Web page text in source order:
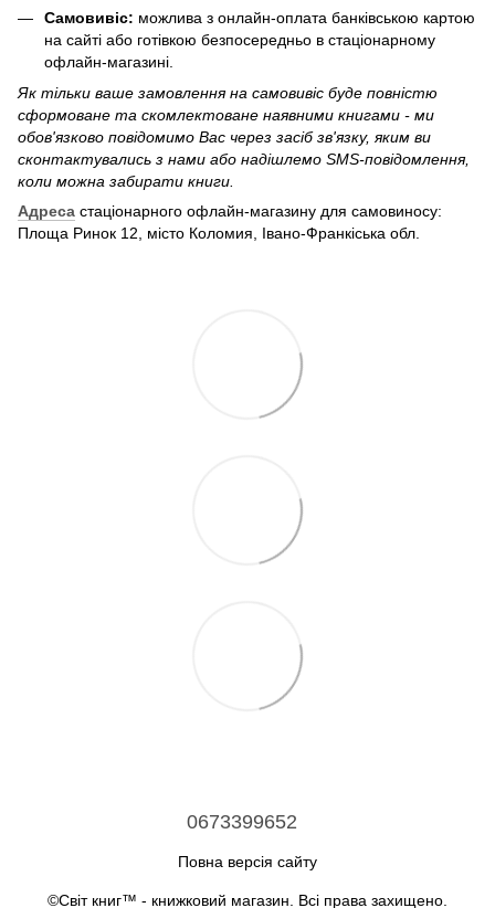
Самовивіс: можлива з онлайн-оплата банківською картою
на сайті або готівкою безпосередньо в стаціонарному
офлайн-магазині.
Як тільки ваше замовлення на самовивіс буде повністю
сформоване та скомлектоване наявними книгами - ми
обов'язково повідомимо Вас через засіб зв'язку, яким ви
сконтактувались з нами або надішлемо SMS-повідомлення,
коли можна забирати книги.
Адреса стаціонарного офлайн-магазину для самовиносу:
Площа Ринок 12, місто Коломия, Івано-Франкіська обл.
0673399652
Повна версія сайту
©Світ книг™ - книжковий магазин. Всі права захищено.